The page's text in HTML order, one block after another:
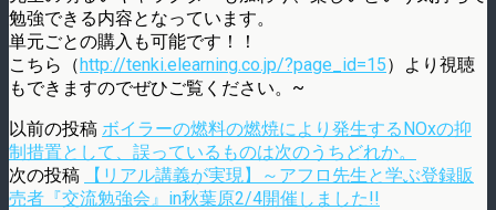
勉強できる内容となっています。
単元ごとの購入も可能です！！
こちら（http://tenki.elearning.co.jp/?page_id=15）より視聴
もできますのでぜひご覧ください。~
以前の投稿 ボイラーの燃料の燃焼により発生するNOxの抑
制措置として、誤っているものは次のうちどれか。
次の投稿
【リアル講義が実現】～アフロ先生と学ぶ登録販
売者『交流勉強会』in秋葉原2/4開催しました!!